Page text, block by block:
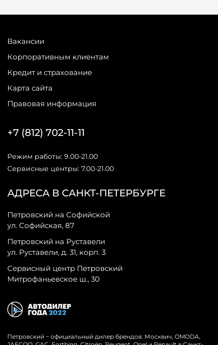
Вакансии
Корпоративным клиентам
Кредит и страхование
Карта сайта
Правовая информация
АДРЕСА В САНКТ-ПЕТЕРБУРГЕ
Петровский на Софийской
ул. Софийская, 87
Петровский на Руставели
ул. Руставели, д. 31, корп. 3
Сервисный центр Петровский
Митрофаньевское ш., 30
+7 (812) 702-11-11
Режим работы: 9.00-21.00
Сервисные центры: 7.00-21.00
Петровский − официальный дилер брендов: Москвич, OMODA,